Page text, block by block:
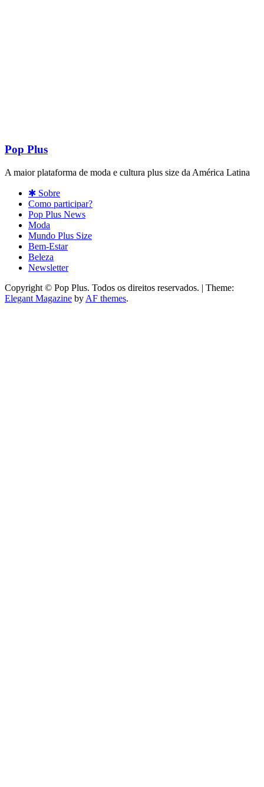
Pop Plus
A maior plataforma de moda e cultura plus size da América Latina
✱ Sobre
Como participar?
Pop Plus News
Moda
Mundo Plus Size
Bem-Estar
Beleza
Newsletter
Copyright © Pop Plus. Todos os direitos reservados. | Theme:
Elegant Magazine by AF themes.